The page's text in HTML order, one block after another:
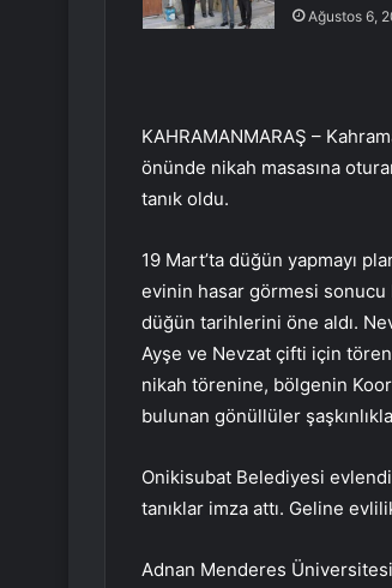
Ağustos 6,
KAHRAMANMARAŞ –
önünde nikah masasına
tanık oldu.
19 Mart’ta düğün yapmayı
evinin hasar görmesi sonucu
düğün tarihlerini öne aldı.
Ayşe ve Nevzat çifti için
nikah törenine, bölgenin
bulunan gönüllüler
Onikisubat Belediyesi
tanıklar imza attı. Geline
Adnan Menderes